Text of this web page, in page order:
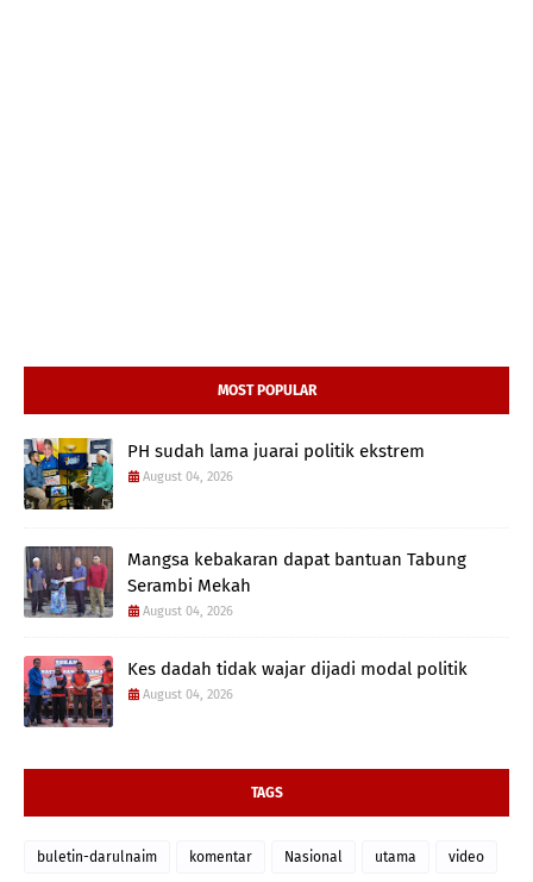
MOST POPULAR
PH sudah lama juarai politik ekstrem
August 04, 2026
Mangsa kebakaran dapat bantuan Tabung
Serambi Mekah
August 04, 2026
Kes dadah tidak wajar dijadi modal politik
August 04, 2026
TAGS
buletin-darulnaim komentar Nasional utama video